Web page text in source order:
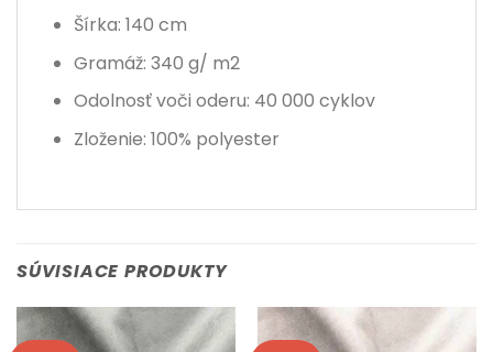
Šírka: 140 cm
Gramáž: 340 g/ m2
Odolnosť voči oderu: 40 000 cyklov
Zloženie: 100% polyester
SÚVISIACE PRODUKTY